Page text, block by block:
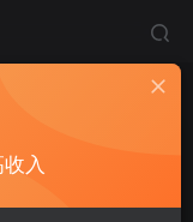
操作指南
关注 私信
入